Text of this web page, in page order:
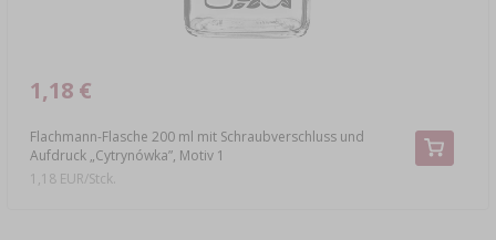
Flachmann-Flasche 200 ml mit Schraubverschluss und
Aufdruck „Cytrynówka”, Motiv 1
1,18 €
1,18 EUR/Stck.